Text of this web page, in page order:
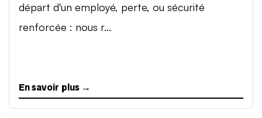
départ d'un employé, perte, ou sécurité
renforcée : nous r...
En savoir plus →